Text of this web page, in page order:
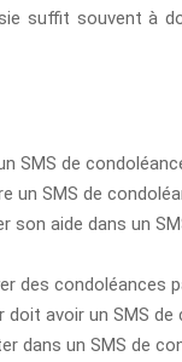
suffit souvent à
SMS de
un SMS de
son aide dans un
des condoléances
doit avoir un SMS de
dans un SMS de